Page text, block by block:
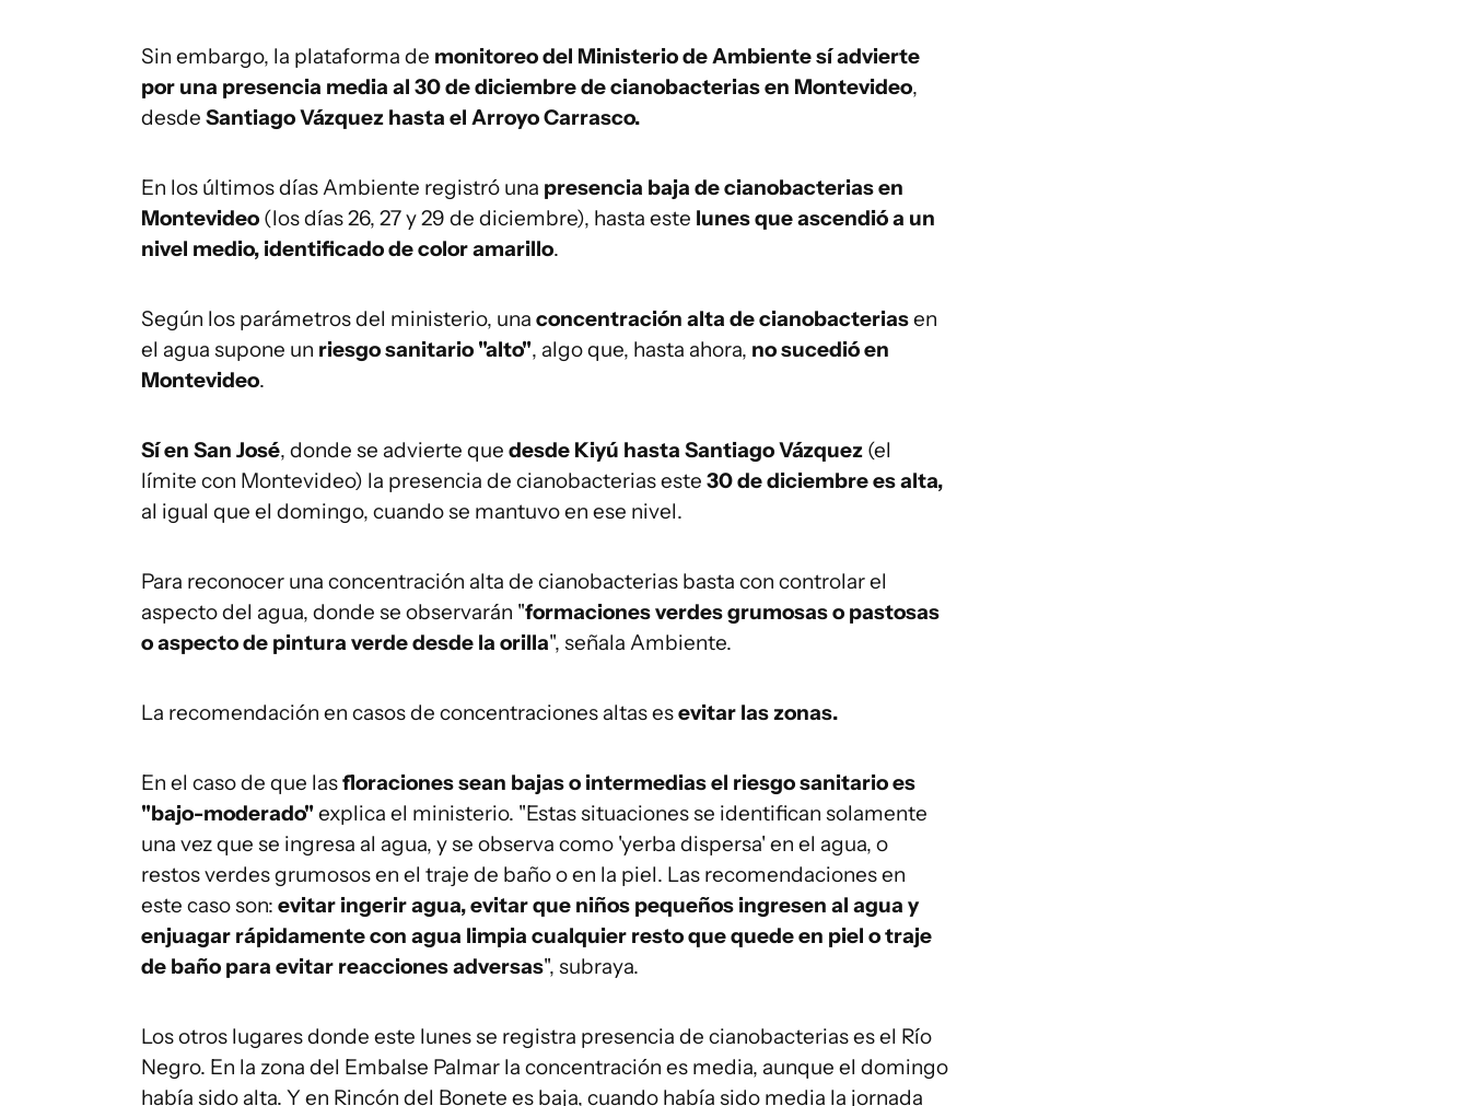
Sin embargo, la plataforma de monitoreo del Ministerio de Ambiente sí advierte
por una presencia media al 30 de diciembre de cianobacterias en Montevideo,
desde Santiago Vázquez hasta el Arroyo Carrasco.
En los últimos días Ambiente registró una presencia baja de cianobacterias en
Montevideo (los días 26, 27 y 29 de diciembre), hasta este lunes que ascendió a un
nivel medio, identificado de color amarillo.
Según los parámetros del ministerio, una concentración alta de cianobacteriasen
el agua supone un riesgo sanitario "alto", algo que, hasta ahora, no sucedió en
Montevideo.
Sí en San José, donde se advierte que desde Kiyú hasta Santiago Vázquez (el
límite con Montevideo) la presencia de cianobacterias este 30 de diciembre es alta,
al igual que el domingo, cuando se mantuvo en ese nivel.
Para reconocer una concentración alta de cianobacterias basta con controlar el
aspecto del agua, donde se observarán "formaciones verdes grumosas o pastosas
o aspecto de pintura verde desde la orilla", señala Ambiente.
La recomendación en casos de concentraciones altas esevitar las zonas.
En el caso de que lasfloraciones sean bajas o intermedias el riesgo sanitario es
"bajo-moderado"explica el ministerio. "Estas situaciones se identifican solamente
una vez que se ingresa al agua, y se observa como 'yerba dispersa' en el agua, o
restos verdes grumosos en el traje de baño o en la piel. Las recomendaciones en
este caso son: evitar ingerir agua, evitar que niños pequeños ingresen al agua y
enjuagar rápidamente con agua limpia cualquier resto que quede en piel o traje
de baño para evitar reacciones adversas", subraya.
Los otros lugares donde este lunes se registra presencia de cianobacterias es el Río
Negro. En la zona del Embalse Palmar la concentración es media, aunque el domingo
había sido alta. Y en Rincón del Bonete es baja, cuando había sido media la jornada